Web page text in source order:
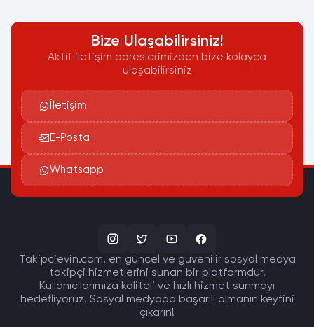
Bize Ulaşabilirsiniz!
Aktif iletişim adreslerimizden bize kolayca
ulaşabilirsiniz
İletişim
E-Posta
Whatsapp
Takipcievin.com, en güncel ve güvenilir sosyal medya
takipçi hizmetlerini sunan bir platformdur.
Kullanıcılarımıza kaliteli ve hızlı hizmet sunmayı
hedefliyoruz. Sosyal medyada başarılı olmanın keyfini
çıkarın!